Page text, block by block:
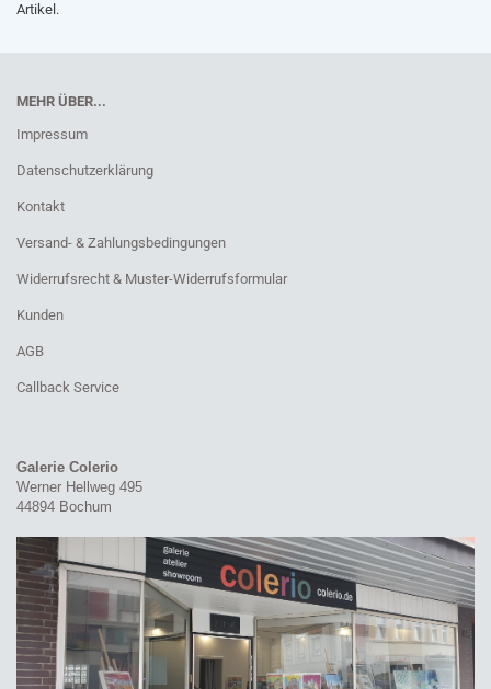
Artikel.
MEHR ÜBER...
Impressum
Datenschutzerklärung
Kontakt
Versand- & Zahlungsbedingungen
Widerrufsrecht & Muster-Widerrufsformular
Kunden
AGB
Callback Service
Galerie Colerio
Werner Hellweg 495
44894 Bochum